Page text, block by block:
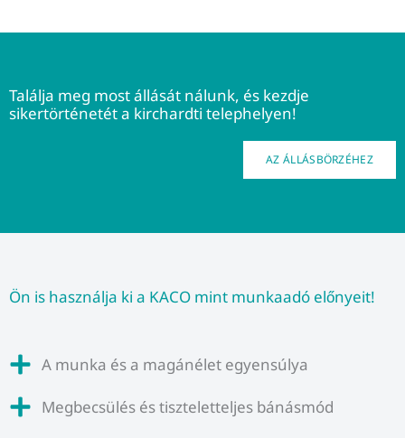
Találja meg most állását nálunk, és kezdje
sikertörténetét a kirchardti telephelyen!
AZ ÁLLÁSBÖRZÉHEZ
Ön is használja ki a KACO mint munkaadó előnyeit!
A munka és a magánélet egyensúlya
Megbecsülés és tiszteletteljes bánásmód